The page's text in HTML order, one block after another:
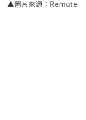
▲圖片來源：Remute